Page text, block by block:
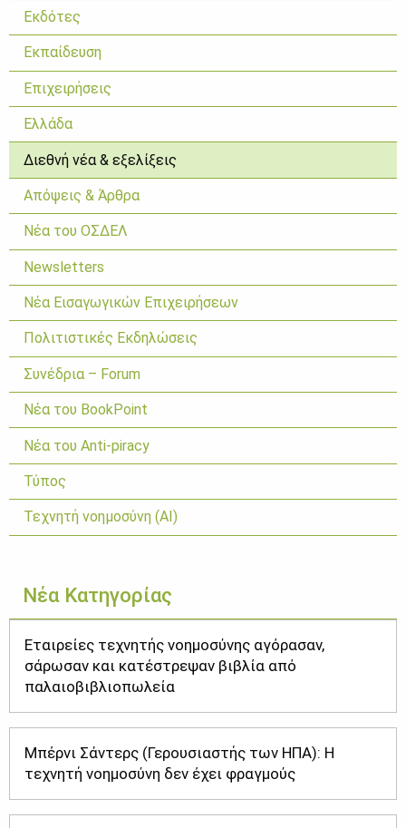
Εκδότες
Εκπαίδευση
Επιχειρήσεις
Ελλάδα
Διεθνή νέα & εξελίξεις
Απόψεις & Άρθρα
Νέα του ΟΣΔΕΛ
Newsletters
Νέα Εισαγωγικών Επιχειρήσεων
Πολιτιστικές Εκδηλώσεις
Συνέδρια – Forum
Νέα του BookPoint
Νέα του Anti-piracy
Τύπος
Τεχνητή νοημοσύνη (ΑΙ)
Νέα Κατηγορίας
Εταιρείες τεχνητής νοημοσύνης αγόρασαν,
σάρωσαν και κατέστρεψαν βιβλία από
παλαιοβιβλιοπωλεία
Μπέρνι Σάντερς (Γερουσιαστής των ΗΠΑ): Η
τεχνητή νοημοσύνη δεν έχει φραγμούς